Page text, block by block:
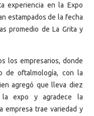
experiencia en la Expo
estampados de la fecha
promedio de La Grita y
los empresarios, donde
de oftalmología, con la
agregó que lleva diez
la expo y agradece la
empresa trae variedad y